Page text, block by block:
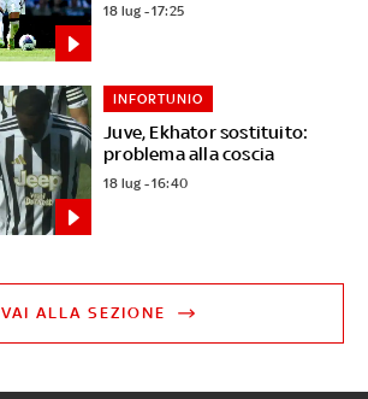
18 lug - 17:25
Juve, Ekhator sostituito:
problema alla coscia
INFORTUNIO
18 lug - 16:40
VAI ALLA SEZIONE